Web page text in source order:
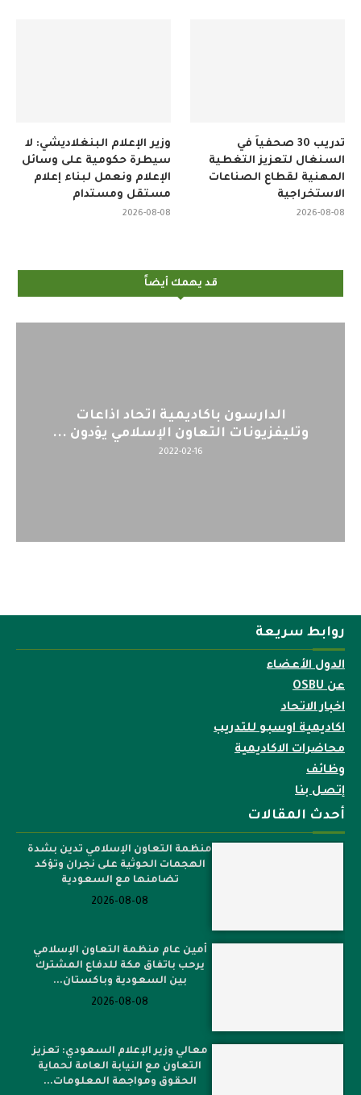
وزير الإعلام البنغلاديشي: لا
سيطرة حكومية على وسائل
الإعلام ونعمل لبناء إعلام
مستقل ومستدام
2026-08-08
تدريب 30 صحفياً في
السنغال لتعزيز التغطية
المهنية لقطاع الصناعات
الاستخراجية
2026-08-08
قد يهمك أيضاً
باكاديمية اتحاد اذاعات
التعاون الإسلامي يؤدون ...
روابط سريعة
الدول الأعضاء
عن OSBU
اخبار الاتحاد
اكاديمية اوسبو للتدريب
محاضرات الاكاديمية
وظائف
إتصل بنا
أحدث المقالات
منظمة التعاون الإسلامي تدين بشدة
الهجمات الحوثية على نجران وتؤكد
تضامنها مع السعودية
2026-08-08
أمين عام منظمة التعاون الإسلامي
يرحب باتفاق مكة للدفاع المشترك
بين السعودية وباكستان...
2026-08-08
معالي وزير الإعلام السعودي: تعزيز
التعاون مع النيابة العامة لحماية
الحقوق ومواجهة المعلومات...